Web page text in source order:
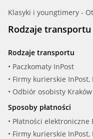
Klasyki i youngtimery -
Rodzaje transportu
Rodzaje transportu
• Paczkomaty InPost
• Firmy kurierskie InPost,
• Odbiór osobisty Kraków
Sposoby płatności
• Płatności elektroniczne
• Firmy kurierskie InPost,